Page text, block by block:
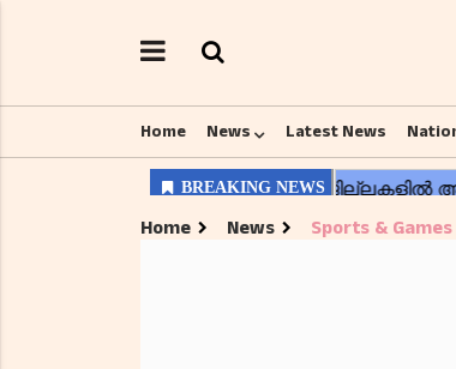
Home News Latest News
Home News Sports & Games